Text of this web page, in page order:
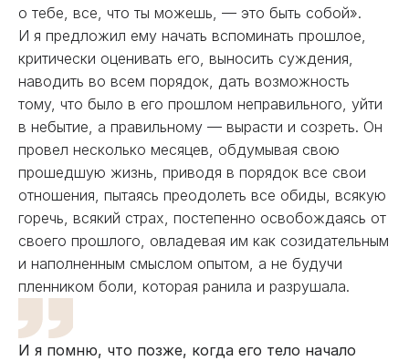
о тебе, все, что ты можешь, — это быть собой».
И я предложил ему начать вспоминать прошлое,
критически оценивать его, выносить суждения,
наводить во всем порядок, дать возможность
тому, что было в его прошлом неправильного, уйти
в небытие, а правильному — вырасти и созреть. Он
провел несколько месяцев, обдумывая свою
прошедшую жизнь, приводя в порядок все свои
отношения, пытаясь преодолеть все обиды, всякую
горечь, всякий страх, постепенно освобождаясь от
своего прошлого, овладевая им как созидательным
и наполненным смыслом опытом, а не будучи
пленником боли, которая ранила и разрушала.
И я помню, что позже, когда его тело начало